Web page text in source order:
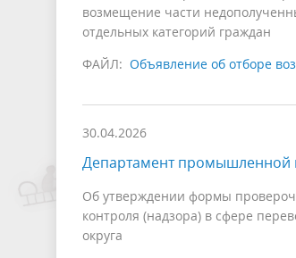
возмещение части
отдельных категорий граждан
ФАЙЛ: Объявление об отборе
30.04.2026
Департамент промышленной
Об утверждении формы
контроля (надзора) в сфере
округа